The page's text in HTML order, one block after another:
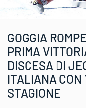
GOGGIA
PRIMA
DISCESA DI
ITALIANA CON
STAGIONE